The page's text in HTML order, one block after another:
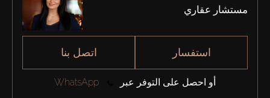
مستشار عقاري
اتصل بنا استفسار
أو احصل على التوفر عبر WhatsApp